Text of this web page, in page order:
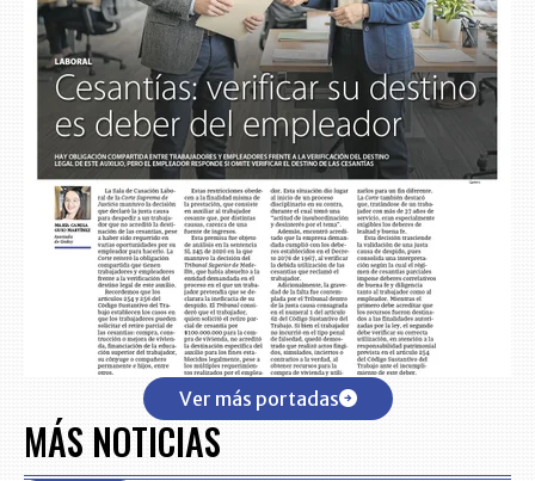
Ver más portadas
MÁS NOTICIAS